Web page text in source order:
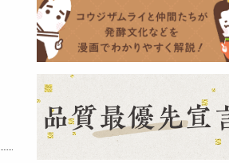
甘酒 生スティック新発売！
（2025年11月11日）